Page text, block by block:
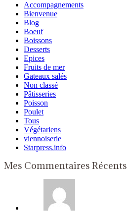
Accompagnements
Bienvenue
Blog
Boeuf
Boissons
Desserts
Epices
Fruits de mer
Gateaux salés
Non classé
Pâtisseries
Poisson
Poulet
Tous
Végétariens
viennoiserie
Starpress.info
Mes Commentaires Récents